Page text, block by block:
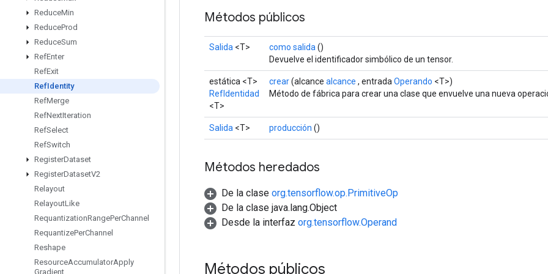
ReduceMin
ReduceProd
ReduceSum
RefEnter
RefExit
RefIdentity
RefMerge
RefNextIteration
RefSelect
RefSwitch
RegisterDataset
RegisterDatasetV2
Relayout
RelayoutLike
RequantizationRangePerChannel
RequantizePerChannel
Reshape
ResourceAccumulatorApply
Gradient
Métodos públicos
Salida <T> como salida ()
Devuelve el identificador simbólico de un tensor.
estática <T>
RefIdentidad
<T>
crear(alcance alcance , entrada Operando <T>)
Método de fábrica para crear una clase que envuelve una nueva
Salida <T> producción ()
Métodos heredados
De la clase org.tensorflow.op.PrimitiveOp
De la clase java.lang.Object
Desde la interfaz org.tensorflow.Operand
Métodos públicos